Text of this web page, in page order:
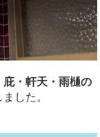
庇・軒天・雨樋の
した。